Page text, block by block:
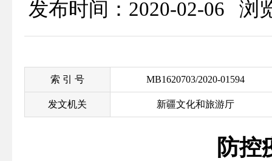
发布时间：2020-02-06 浏
索 引 号 MB1620703/2020-01594
发文机关 新疆文化和旅游厅
防控